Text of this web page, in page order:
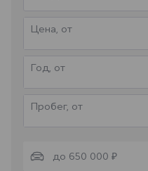
Цена, от
Год, от
Пробег, от
до 650 000 ₽